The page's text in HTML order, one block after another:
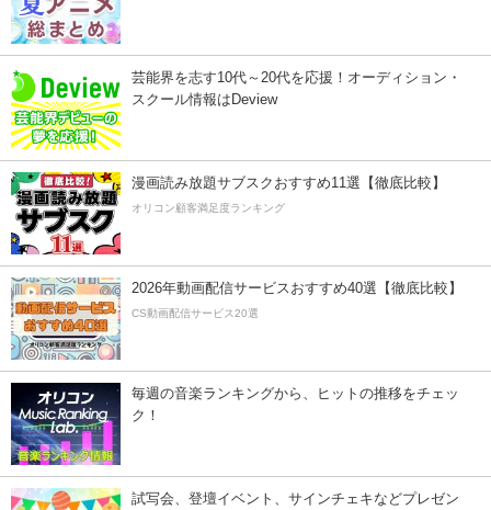
芸能界を志す10代～20代を応援！オーディション・
スクール情報はDeview
漫画読み放題サブスクおすすめ11選【徹底比較】
オリコン顧客満足度ランキング
2026年動画配信サービスおすすめ40選【徹底比較】
CS動画配信サービス20選
毎週の音楽ランキングから、ヒットの推移をチェッ
ク！
試写会、登壇イベント、サインチェキなどプレゼン